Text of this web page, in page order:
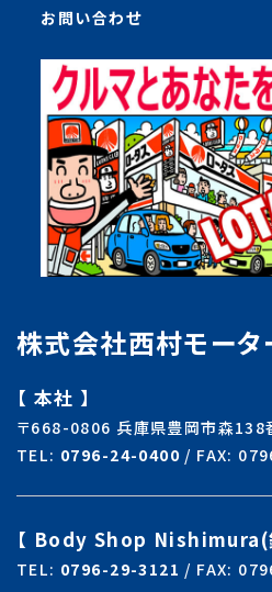
株式会社西村モータ
【 本社 】
〒668-0806 兵庫県豊岡市森138
TEL: 0796-24-0400 / FAX:
【 Body Shop Nishimura(
TEL: 0796-29-3121 / FAX:
お問い合わせ